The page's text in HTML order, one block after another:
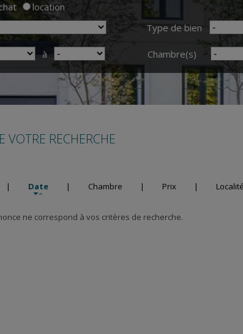
location
Type de bien
à Chambre(s)
VOTRE RECHERCHE
| Date | Chambre | Prix | Localité
ne correspond à vos critères de recherche.